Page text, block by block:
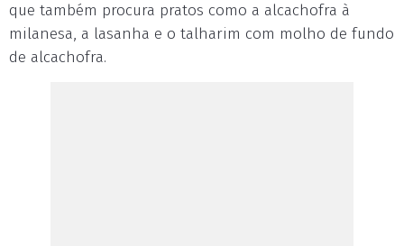
que também procura pratos como a alcachofra à
milanesa, a lasanha e o talharim com molho de fundo
de alcachofra.